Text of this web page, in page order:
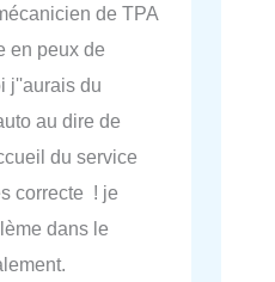
de TPA
en peux de
j''aurais du
au dire de
du service
correcte ! je
dans le